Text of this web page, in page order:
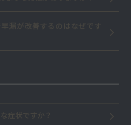
漏が改善するのはなぜです
症状ですか？